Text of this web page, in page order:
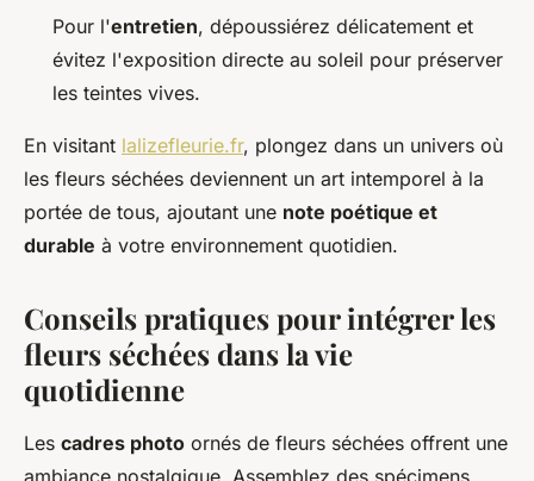
Pour l'entretien, dépoussiérez délicatement et
évitez l'exposition directe au soleil pour préserver
les teintes vives.
En visitant lalizefleurie.fr, plongez dans un univers où
les fleurs séchées deviennent un art intemporel à la
portée de tous, ajoutant une note poétique et
durable à votre environnement quotidien.
Conseils pratiques pour intégrer les
fleurs séchées dans la vie
quotidienne
Les cadres photo ornés de fleurs séchées offrent une